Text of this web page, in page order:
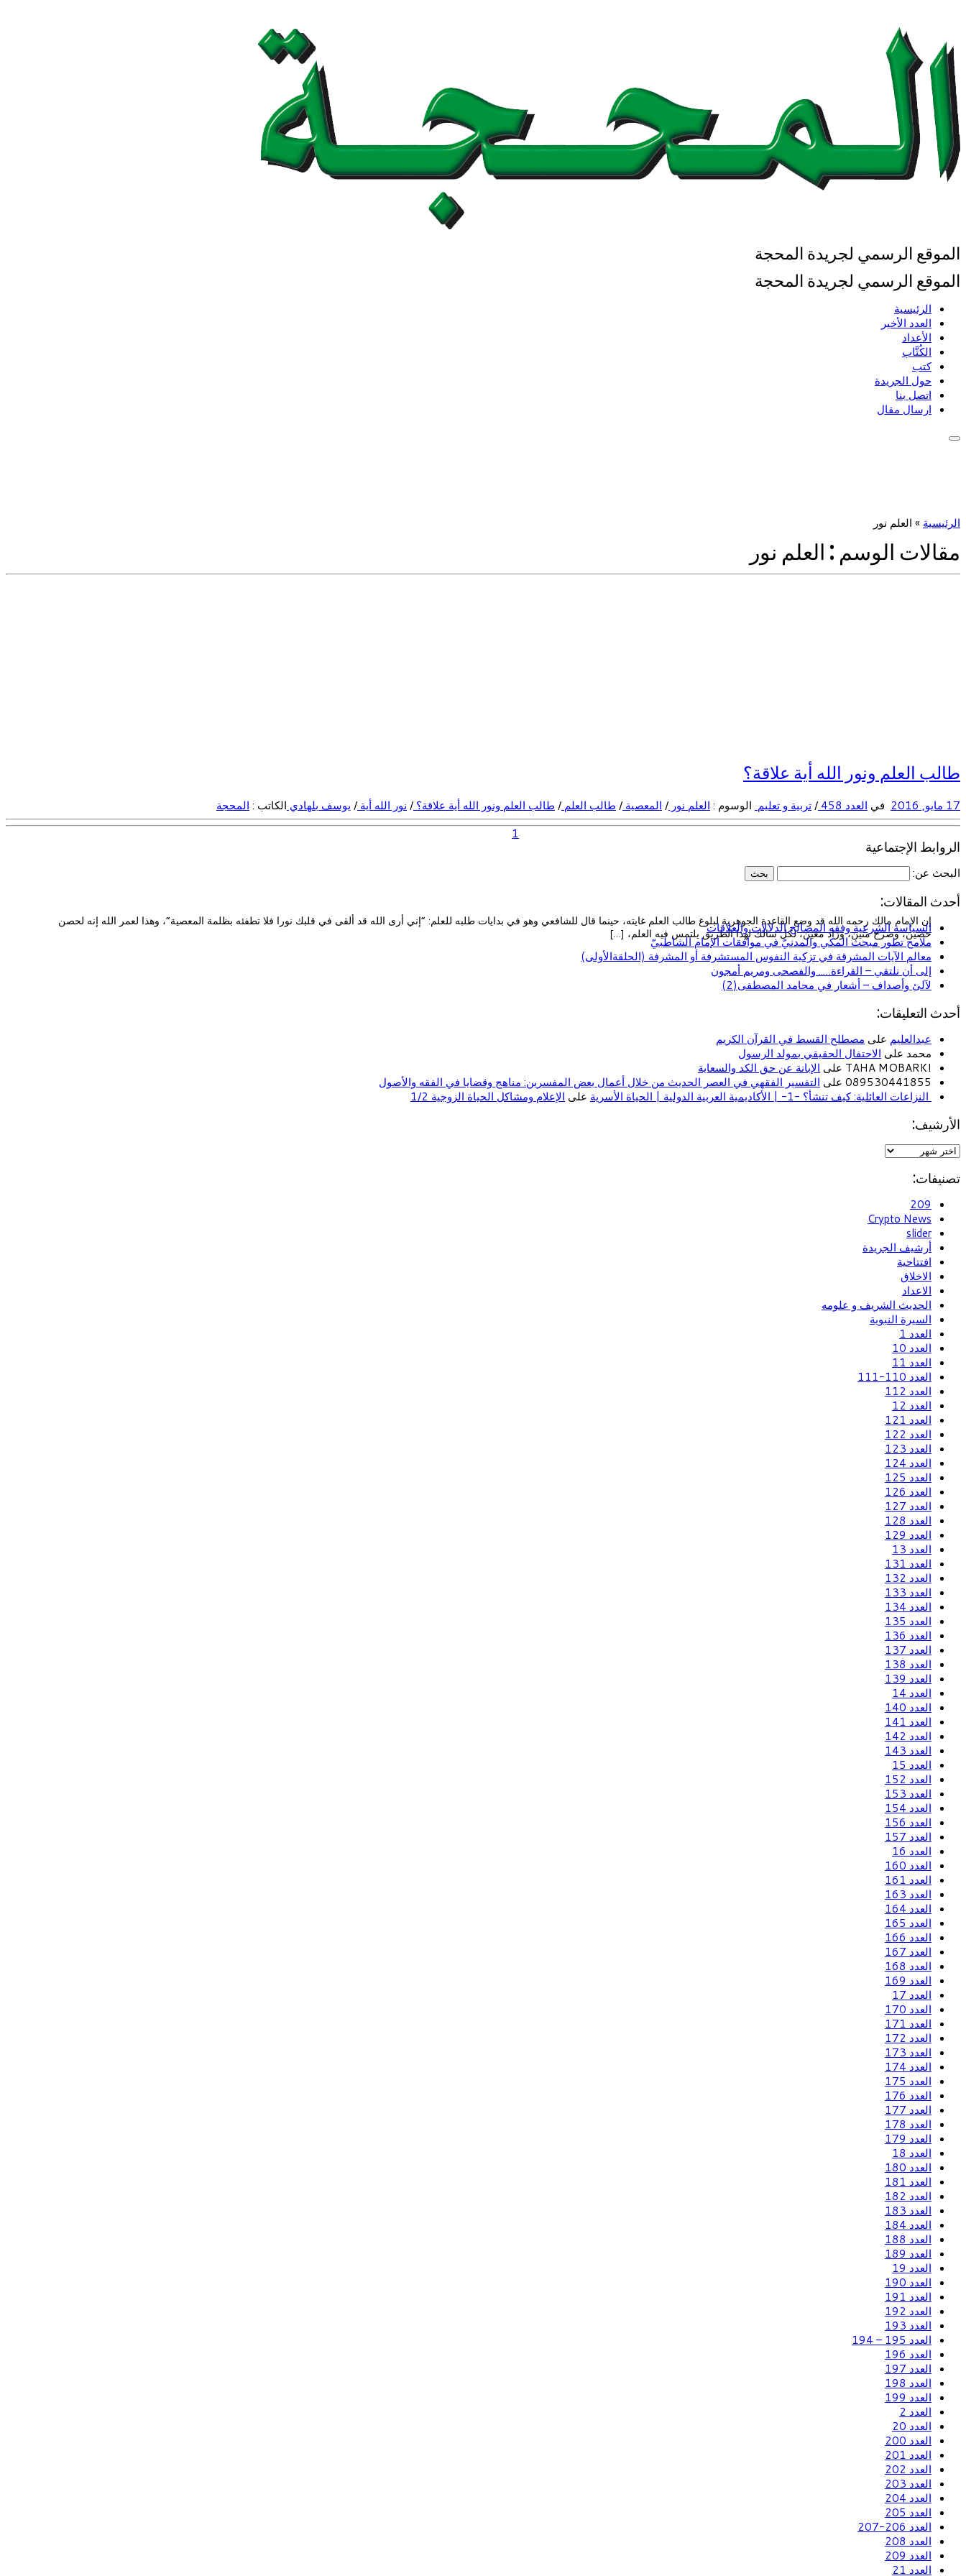
الموقع الرسمي لجريدة المحجة
الموقع الرسمي لجريدة المحجة
الرئيسية
العدد الأخير
الأعداد
الكُتَّاب
كتب
حول الجريدة
اتصل بنا
ارسال مقال
الرئيسية » العلم نور
مقالات الوسم : العلم نور
1
إن الإمام مالك رحمه الله قد وضع القاعدة الجوهرية لبلوغ طالب العلم غايته، حينما قال للشافعي وهو في بدايات طلبه للعلم: “إني أرى الله قد ألقى في قلبك نورا فلا تطفئه بظلمة المعصية”، وهذا لعمر الله إنه لحصن
حصين، وصرح متين، وزاد معين، لكل سالك لهذا الطريق يلتمس فيه العلم، […]
طالب العلم ونور الله أية علاقة؟
17 مايو, 2016 في العدد 458 /تربية و تعليم الوسوم : العلم نور / المعصية / طالب العلم / طالب العلم ونور الله أية علاقة؟ / نور الله أية / يوسف بلهادي الكاتب : المحجة
الروابط الإجتماعية
البحث عن:
أحدث المقالات:
السياسة الشرعية وفقه المصالح الدلالات والعلاقات
ملامح تطور مبحث المكي والمدنيّ في موافقات الإمام الشاطبيّ
معالم الآيات المشرقة في تزكية النفوس المستشرفة أو المشرفة (الحلقةالأولى)
إلى أن نلتقي – القراءة….. والفصحى ومريم أمجون
لآلئ وأصداف – أشعار في محامد المصطفى(2)
أحدث التعليقات:
عبدالعليم على مصطلح القسط في القرآن الكريم
محمد على الاحتفال الحقيقي بمولد الرسول
TAHA MOBARKI على
الإبانة عن حق الكد والسعاية
089530441855 على
التفسير الفقهي في العصر الحديث من خلال أعمال بعض المفسرين: مناهج وقضايا في الفقه والأصول
النزاعات العائلية: كيف تنشأ؟ -1- | الأكاديمية العربية الدولية | الحياة الأسرية
على الإعلام ومشاكل الحياة الزوجية 1/2
الأرشيف:
تصنيفات:
209
Crypto News
slider
أرشيف الجريدة
افتتاحية
الاخلاق
الاعداد
الحديث الشريف و علومه
السيرة النبوية
العدد 1
العدد 10
العدد 11
العدد 110-111
العدد 112
العدد 12
العدد 121
العدد 122
العدد 123
العدد 124
العدد 125
العدد 126
العدد 127
العدد 128
العدد 129
العدد 13
العدد 131
العدد 132
العدد 133
العدد 134
العدد 135
العدد 136
العدد 137
العدد 138
العدد 139
العدد 14
العدد 140
العدد 141
العدد 142
العدد 143
العدد 15
العدد 152
العدد 153
العدد 154
العدد 156
العدد 157
العدد 16
العدد 160
العدد 161
العدد 163
العدد 164
العدد 165
العدد 166
العدد 167
العدد 168
العدد 169
العدد 17
العدد 170
العدد 171
العدد 172
العدد 173
العدد 174
العدد 175
العدد 176
العدد 177
العدد 178
العدد 179
العدد 18
العدد 180
العدد 181
العدد 182
العدد 183
العدد 184
العدد 188
العدد 189
العدد 19
العدد 190
العدد 191
العدد 192
العدد 193
العدد 195 – 194
العدد 196
العدد 197
العدد 198
العدد 199
العدد 2
العدد 20
العدد 200
العدد 201
العدد 202
العدد 203
العدد 204
العدد 205
العدد 206-207
العدد 208
العدد 209
العدد 21